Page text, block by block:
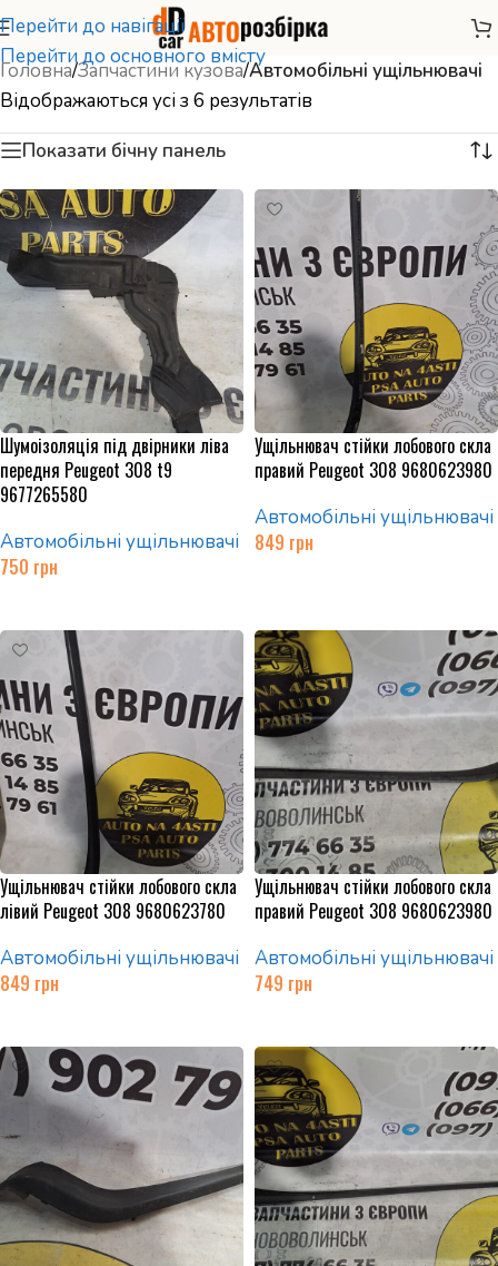
Перейти до навігації
Перейти до основного вмісту
Головна/Запчастини кузова/Автомобільні ущільнювачі
Відображаються усі з 6 результатів
Показати бічну панель
Шумоізоляція під двірники ліва
передня Peugeot 308 t9
9677265580
Автомобільні ущільнювачі
750 грн
Ущільнювач стійки лобового скла
правий Peugeot 308 9680623980
Автомобільні ущільнювачі
849 грн
Ущільнювач стійки лобового скла
лівий Peugeot 308 9680623780
Автомобільні ущільнювачі
849 грн
Ущільнювач стійки лобового скла
правий Peugeot 308 9680623980
Автомобільні ущільнювачі
749 грн